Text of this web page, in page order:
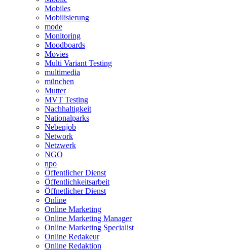
Mobiles
Mobilisierung
mode
Monitoring
Moodboards
Movies
Multi Variant Testing
multimedia
münchen
Mutter
MVT Testing
Nachhaltigkeit
Nationalparks
Nebenjob
Network
Netzwerk
NGO
npo
Öffentlicher Dienst
Öffentlichkeitsarbeit
Öffnetlicher Dienst
Online
Online Marketing
Online Marketing Manager
Online Marketing Specialist
Online Redakeur
Online Redaktion